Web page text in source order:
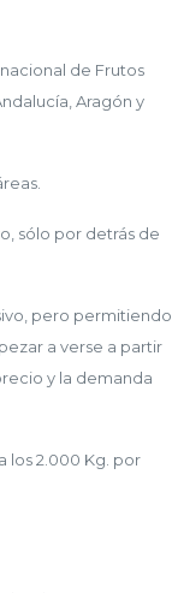
de Frutos
Aragón y
sólo por detrás de
pero permitiendo
a verse a partir
y la demanda
los 2.000 Kg. por